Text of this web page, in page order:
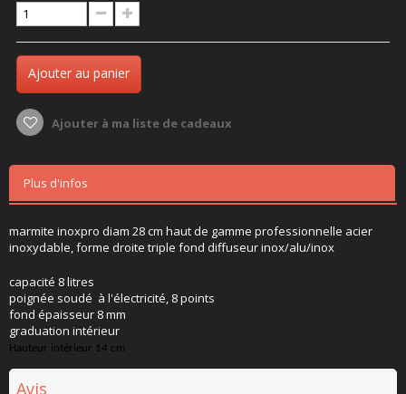
Ajouter au panier
Ajouter à ma liste de cadeaux
Plus d'infos
marmite inoxpro diam 28 cm haut de gamme professionnelle acier
inoxydable, forme droite triple fond diffuseur inox/alu/inox
capacité 8 litres
poignée soudé à l'électricité, 8 points
fond épaisseur 8 mm
graduation intérieur
Hauteur intérieur 14 cm
Avis